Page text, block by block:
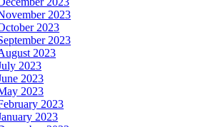
2023
2023
2023
2023
2023
2023
2023
2023
2023